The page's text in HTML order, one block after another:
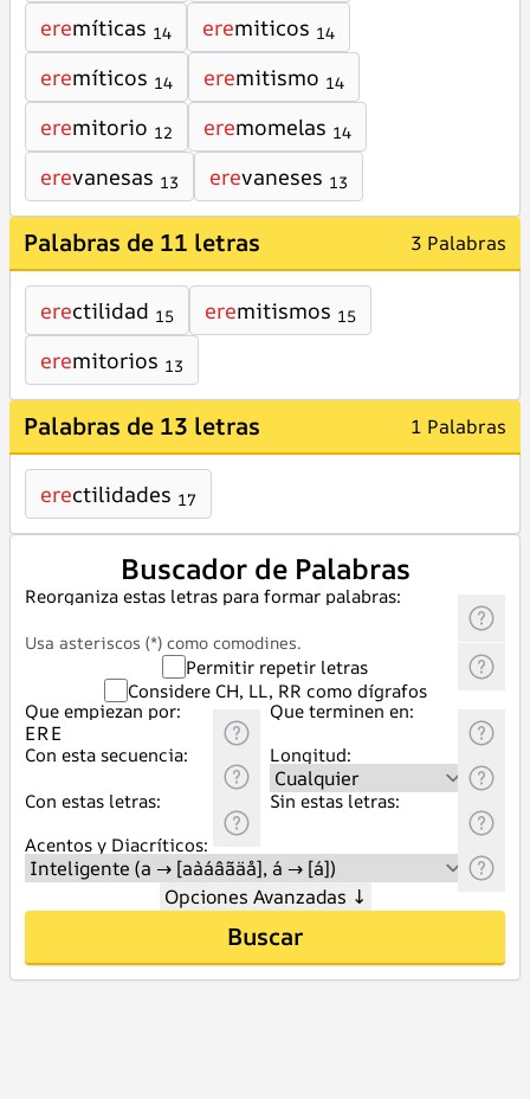
eremíticas 14 eremiticos 14
eremíticos 14 eremitismo 14
eremitorio 12 eremomelas 14
erevanesas 13 erevaneses 13
Palabras de 11 letras 3 Palabras
erectilidad 15 eremitismos 15
eremitorios 13
Palabras de 13 letras 1 Palabras
erectilidades 17
Buscador de Palabras
Reorganiza estas letras para formar palabras:
Usa asteriscos (*) como comodines.
Permitir repetir letras
Considere CH, LL, RR como dígrafos
Que empiezan por:
Que terminen en:
Con esta secuencia:
Longitud:
Con estas letras:
Sin estas letras:
Acentos y Diacríticos:
Opciones Avanzadas ↓
Buscar